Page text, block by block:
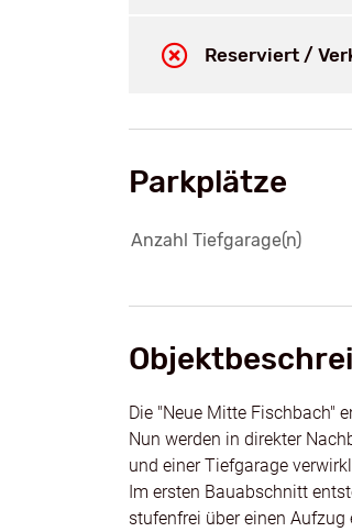
Reserviert /
Parkplätze
Anzahl Tiefgarage(n)
Die "Neue Mitte Fischbach"
Nun werden in direkter
und einer Tiefgarage
Im ersten Bauabschnitt
stufenfrei über einen Aufzug